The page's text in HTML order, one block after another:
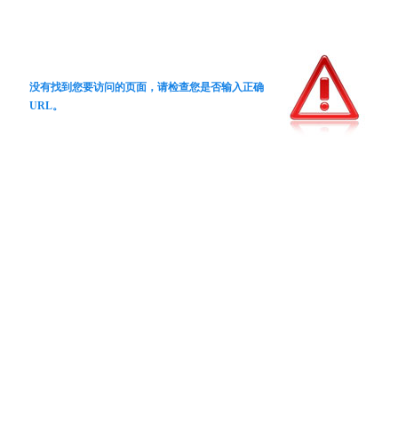
没有找到您要访问的页面，请检查您是否输入正确
URL。